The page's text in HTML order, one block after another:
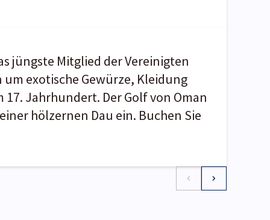
jüngste Mitglied der Vereinigten
exotische Gewürze, Kleidung
Jahrhundert. Der Golf von Oman
hölzernen Dau ein. Buchen Sie